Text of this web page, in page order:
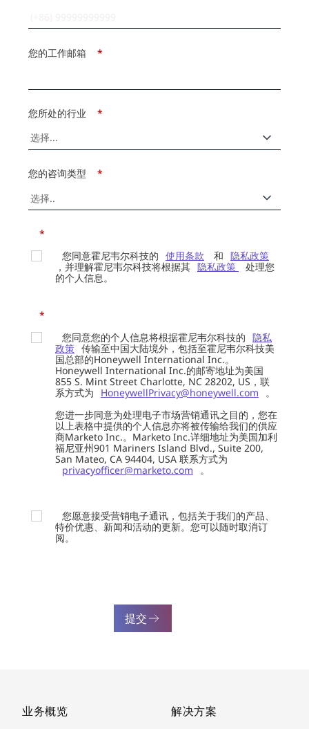
*
您的工作邮箱
*
您所处的行业
*
您的咨询类型
*
您同意霍尼韦尔科技的 使用条款 和 隐私政策
，并理解霍尼韦尔科技将根据其 隐私政策
处理您
的个人信息。
*
您同意您的个人信息将根据霍尼韦尔科技的 隐私
政策 传输至中国大陆境外，包括至霍尼韦尔科技美
国总部的Honeywell International Inc.。
Honeywell International Inc.的邮寄地址为美国
855 S. Mint Street Charlotte, NC 28202, US，联
系方式为
HoneywellPrivacy@honeywell.com
。
您进一步同意为处理电子市场营销通讯之目的，您在
以上表格中提供的个人信息亦将被传输给我们的供应
商Marketo Inc.。Marketo Inc.详细地址为美国加利
福尼亚州901 Mariners Island Blvd., Suite 200,
San Mateo, CA 94404, USA 联系方式为
privacyofficer@marketo.com
。
您愿意接受营销电子通讯，包括关于我们的产品、
特价优惠、新闻和活动的更新。您可以随时取消订
阅。
提交
业务概览
解决方案